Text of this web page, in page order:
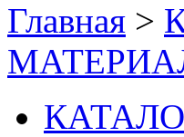
Главная >